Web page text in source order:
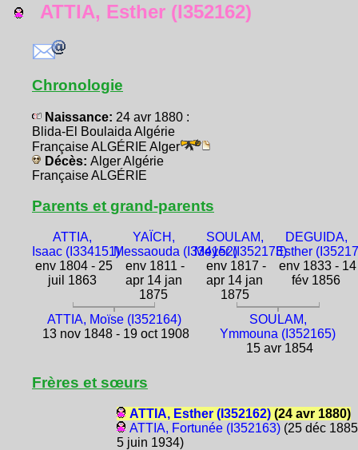
ATTIA, Esther (I352162)
Chronologie
Naissance: 24 avr 1880 :
Blida-El Boulaida Algérie
Française ALGÉRIE Alger
Décès: Alger Algérie
Française ALGÉRIE
Parents et grand-parents
ATTIA,
Isaac (I334151)
env 1804 - 25
juil 1863
YAÏCH,
Messaouda (I334152)
env 1811 -
apr 14 jan
1875
SOULAM,
Meyer (I352173)
env 1817 -
apr 14 jan
1875
DEGUIDA,
Esther
env 1833 - 14
fév 1856
ATTIA, Moïse (I352164)
13 nov 1848 - 19 oct 1908
SOULAM,
Ymmouna (I352165)
15 avr 1854
Frères et sœurs
ATTIA, Esther (I352162)(24 avr 1880)
ATTIA, Fortunée (I352163)(25 déc
5 juin 1934)